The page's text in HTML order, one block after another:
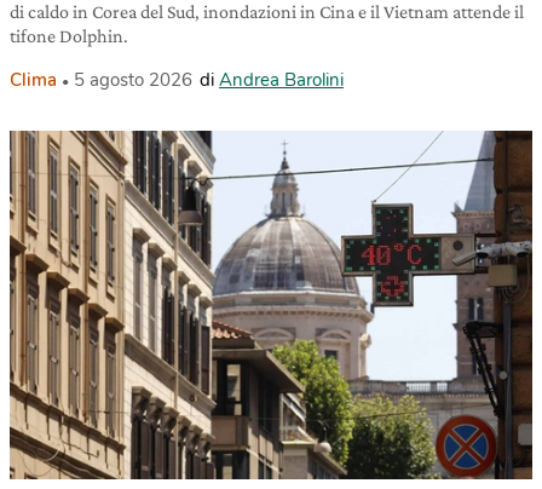
di caldo in Corea del Sud, inondazioni in Cina e il Vietnam attende il
tifone Dolphin.
Clima 5 agosto 2026 di Andrea Barolini